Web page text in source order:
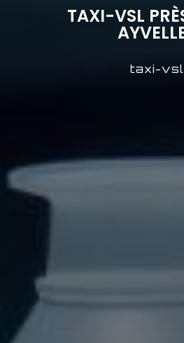
TAXI-VSL
taxi-vsl